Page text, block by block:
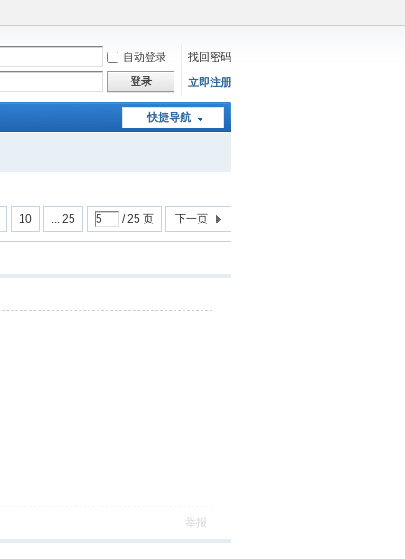
自动登录
找回密码
登录
立即注册
快捷导航
10 ... 25 / 25 页 下一页
举报